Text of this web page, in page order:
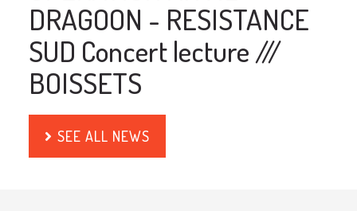
DRAGOON - RESISTANCE
SUD Concert lecture ///
BOISSETS
SEE ALL NEWS